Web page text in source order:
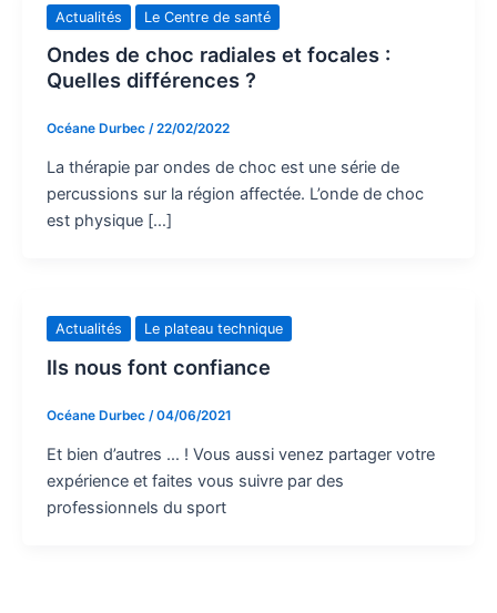
Actualités Le Centre de santé
Ondes de choc radiales et focales :
Quelles différences ?
Océane Durbec /22/02/2022
La thérapie par ondes de choc est une série de
percussions sur la région affectée. L’onde de choc
est physique […]
Actualités Le plateau technique
Ils nous font confiance
Océane Durbec /04/06/2021
Et bien d’autres … ! Vous aussi venez partager votre
expérience et faites vous suivre par des
professionnels du sport